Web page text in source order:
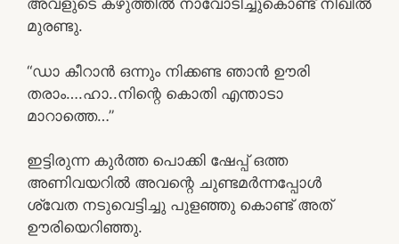
അവളുടെ കഴുത്തിൽ നാവോടിച്ചുകൊണ്ട് നിഖിൽ
മുരണ്ടു.
“ഡാ കീറാൻ ഒന്നും നിക്കണ്ട ഞാൻ ഊരി
തരാം….ഹാ..നിന്റെ കൊതി എന്താടാ
മാറാത്തെ…”
ഇട്ടിരുന്ന കുർത്ത പൊക്കി ഷേപ്പ് ഒത്ത
അണിവയറിൽ അവന്റെ ചുണ്ടമർന്നപ്പോൾ
ശ്വേത നടുവെട്ടിച്ചു പുളഞ്ഞു കൊണ്ട് അത്
ഊരിയെറിഞ്ഞു.